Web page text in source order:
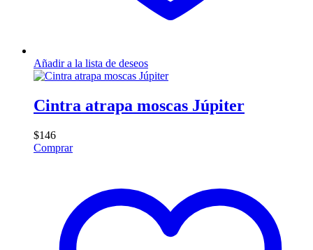
Añadir a la lista de deseos
Cintra atrapa moscas Júpiter
$146
Comprar